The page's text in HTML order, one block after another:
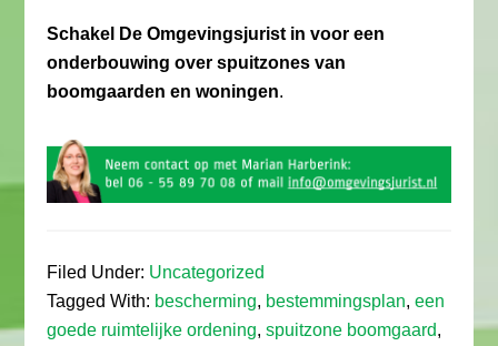
Schakel De Omgevingsjurist in voor een
onderbouwing over spuitzones van
boomgaarden en woningen.
Filed Under: Uncategorized
Tagged With: bescherming, bestemmingsplan,een
goede ruimtelijke ordening,spuitzone boomgaard,